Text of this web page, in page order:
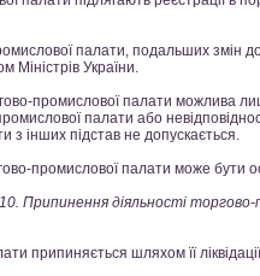
палати, подальших змін до
Міністрів України.
промислової палати можлива
палати або
з інших підстав не допускається.
промислової палати може бути
Припинення діяльності торгово-
припиняється шляхом її